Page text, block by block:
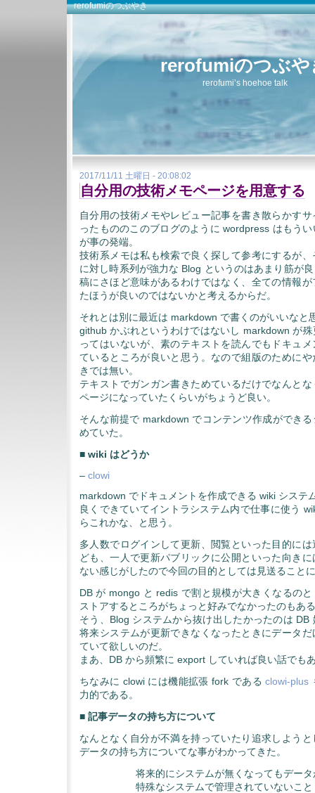
rerofumiのつぶやき
rerofumiのつぶや
rerofumi’s hoehoe talk
2017/11/11 土曜日 - 20:08:02
自分用の技術メモページを用意する
自分用の技術メモやレビュー記事を書き散らかす
ったもののこのブログのように wordpress はもう
が事の発端。
技術系メモは私も検索で良く探して参考にするが
に対し時系列が強力な Blog というのはあまり筋が
稿にさほど意味があるわけではなく、全ての情報
たほうが良いのではないかと考えるからだ。
それとは別に最近は markdown で書くのがいいなと
github かぶれというわけではないし markdown が
ってはいないが、素のテキストを読んでもドキュ
ているところが良いと思う。なので組版のために
きでは無い。
テキストでガンガン書きためているだけでなんと
ページになっていたくらいがちょうど良い。
そんな前提で markdown でコンテンツ作成ができ
めていた。
■ wiki はどうか
– clowi
markdown でドキュメントを作成できる wiki システ
良くできていてイントラシステム内で仕事に使う
らこれかな、と思う。
多人数でログインして更新、閲覧といった目的に
ども、一人で更新パブリックに公開といった向き
ない感じがしたので今回の目的としては見送ること
DB が mongo と redis で割と規模が大きくなるの
ストアするところがちょっと好みでなかったのもあ
そう、Blog システムから抜け出したかったのは DB
将来システムが更新できなくなったときにデータ
ていて欲しいのだ。
まあ、DB から頻繁に export していれば良い話でも
ちなみに clowi には機能拡張 fork であるclowi-plus
力的である。
■ 記事データの持ち方について
なんとなく自分が不満を持っていたり追求しよう
データの持ち方についてな事がわかってきた。
将来的にシステムが無くなってもデー
特殊なシステムで管理されていないこと